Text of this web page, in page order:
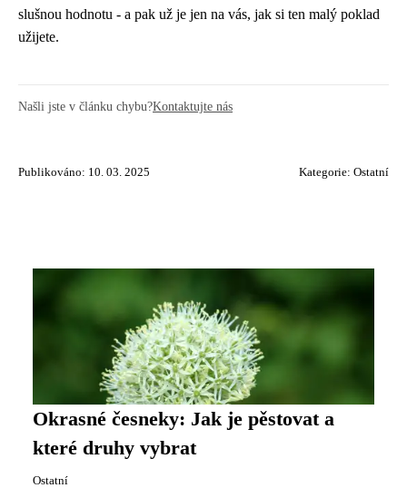
slušnou hodnotu - a pak už je jen na vás, jak si ten malý poklad
užijete.
Našli jste v článku chybu?Kontaktujte nás
Publikováno: 10. 03. 2025 Kategorie: Ostatní
Okrasné česneky: Jak je pěstovat a
které druhy vybrat
Ostatní